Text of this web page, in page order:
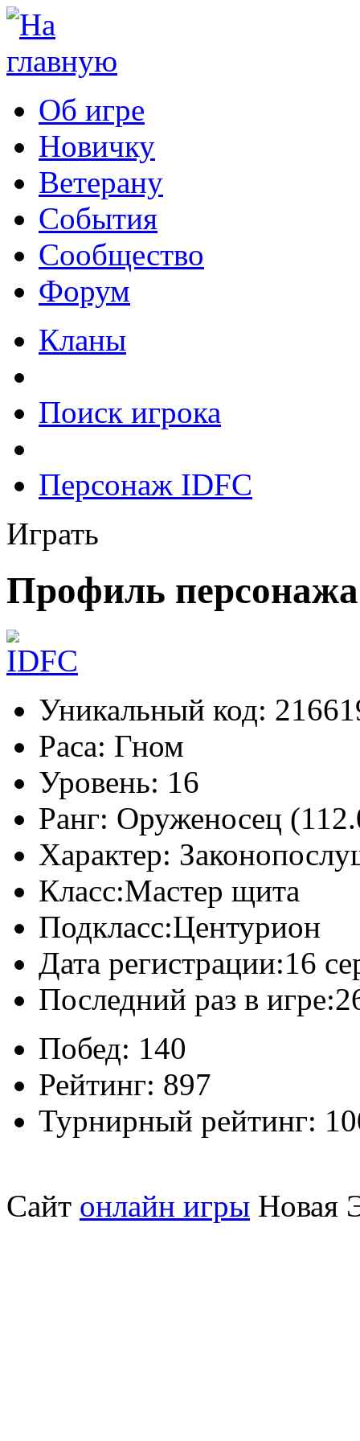
Об игре
Новичку
Ветерану
События
Сообщество
Форум
Кланы
Поиск игрока
Персонаж IDFC
Играть
Профиль
Уникальный код:
Раса: Гном
Уровень: 16
Ранг: Оруженосец
Характер:
Класс:Мастер щита
Подкласс:Центурион
Дата регистрации:16
Последний раз в игре:
Побед: 140
Рейтинг: 897
Турнирный рейтинг:
Сайт онлайн игры Новая